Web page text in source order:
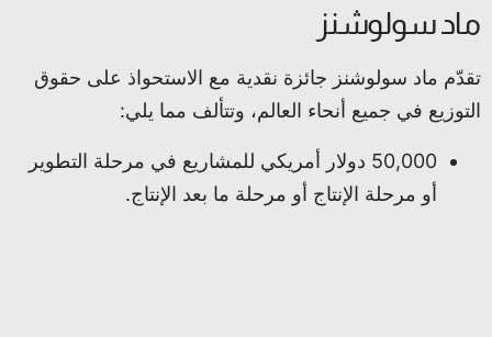
ماد سولوشنز
تقدّم ماد سولوشنز جائزة نقدية مع الاستحواذ على حقوق
التوزيع في جميع أنحاء العالم، وتتألف مما يلي:
50,000 دولار أمريكي للمشاريع في مرحلة التطوير
أو مرحلة الإنتاج أو مرحلة ما بعد الإنتاج.